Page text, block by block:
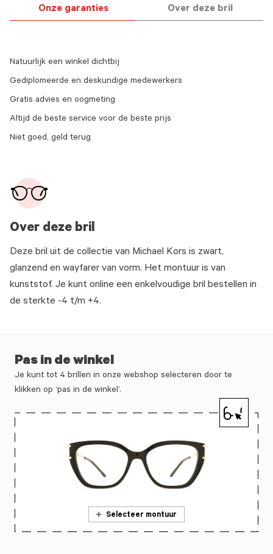
Onze garanties Over deze bril
Over deze bril
Deze bril uit de collectie van Michael Kors is zwart,
glanzend en wayfarer van vorm. Het montuur is van
kunststof. Je kunt online een enkelvoudige bril bestellen in
de sterkte -4 t/m +4.
Natuurlijk een winkel dichtbij
Gediplomeerde en deskundige medewerkers
Gratis advies en oogmeting
Altijd de beste service voor de beste prijs
Niet goed, geld terug
Pas in de winkel
Je kunt tot 4 brillen in onze webshop selecteren door te
klikken op ‘pas in de winkel’.
Selecteer montuur